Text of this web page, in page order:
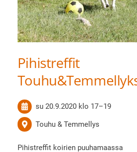
Pihistreffit
su 20.9.2020 klo 17–19
Touhu & Temmellys
Pihistreffit koirien puuhamaassa